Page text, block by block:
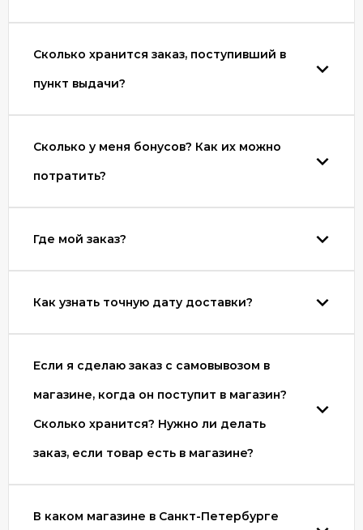
Сколько хранится заказ, поступивший в
пункт выдачи?
Сколько у меня бонусов? Как их можно
потратить?
Где мой заказ?
Как узнать точную дату доставки?
Если я сделаю заказ с самовывозом в
магазине, когда он поступит в магазин?
Сколько хранится? Нужно ли делать
заказ, если товар есть в магазине?
В каком магазине в Санкт-Петербурге